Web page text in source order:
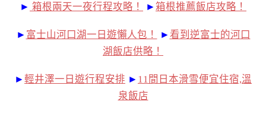
► 箱根兩天一夜行程攻略！ ► 箱根推薦飯店攻略！
► 富士山河口湖一日遊懶人包！ ► 看到逆富士的河口
湖飯店供略！
► 輕井澤一日遊行程安排 ► 11間日本滑雪便宜住宿,溫
泉飯店